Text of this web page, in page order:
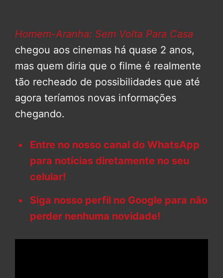
Homem-Aranha: Sem Volta Para Casa
chegou aos cinemas há quase 2 anos,
mas quem diria que o filme é realmente
tão recheado de possibilidades que até
agora teríamos novas informações
chegando.
Entre no nosso canal do WhatsApp
para notícias diretamente no seu
celular!
Siga nosso perfil no Google para não
perder nenhuma novidade!